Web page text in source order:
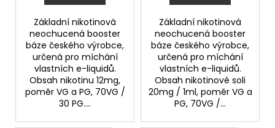
Základní nikotinová
neochucená booster
báze českého výrobce,
určená pro míchání
vlastních e-liquidů.
Obsah nikotinu 12mg,
poměr VG a PG, 70VG /
30 PG....
Základní nikotinová
neochucená booster
báze českého výrobce,
určená pro míchání
vlastních e-liquidů.
Obsah nikotinové soli
20mg / 1ml, poměr VG a
PG, 70VG /...